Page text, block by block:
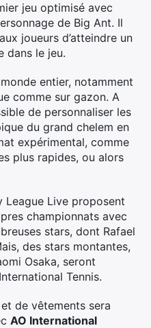
jeu optimisé avec
de Big Ant. Il
joueurs d’atteindre un
dans le jeu.
entier, notamment
comme sur gazon. A
de personnaliser les
du grand chelem en
expérimental, comme
plus rapides, ou alors
League Live proposent
championnats avec
stars, dont Rafael
des stars montantes,
Osaka, seront
Tennis.
de vêtements sera
AO International